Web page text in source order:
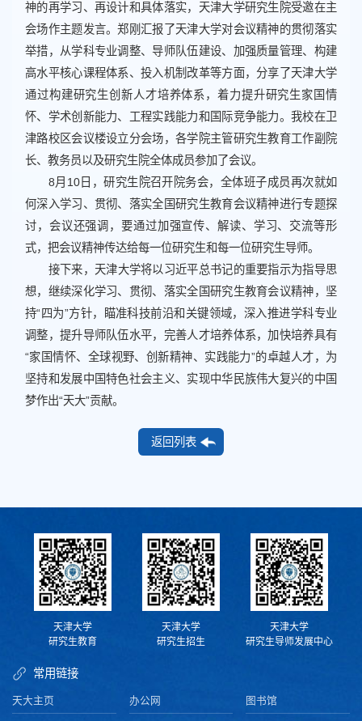
神的再学习、再设计和具体落实，天津大学研究生院受邀在主
会场作主题发言。郑刚汇报了天津大学对会议精神的贯彻落实
举措，从学科专业调整、导师队伍建设、加强质量管理、构建
高水平核心课程体系、投入机制改革等方面，分享了天津大学
通过构建研究生创新人才培养体系，着力提升研究生家国情
怀、学术创新能力、工程实践能力和国际竞争能力。我校在卫
津路校区会议楼设立分会场，各学院主管研究生教育工作副院
长、教务员以及研究生院全体成员参加了会议。
8月10日，研究生院召开院务会，全体班子成员再次就如
何深入学习、贯彻、落实全国研究生教育会议精神进行专题探
讨，会议还强调，要通过加强宣传、解读、学习、交流等形
式，把会议精神传达给每一位研究生和每一位研究生导师。
接下来，天津大学将以习近平总书记的重要指示为指导思
想，继续深化学习、贯彻、落实全国研究生教育会议精神，坚
持“四为”方针，瞄准科技前沿和关键领域，深入推进学科专业
调整，提升导师队伍水平，完善人才培养体系，加快培养具有
“家国情怀、全球视野、创新精神、实践能力”的卓越人才，为
坚持和发展中国特色社会主义、实现中华民族伟大复兴的中国
梦作出“天大”贡献。
返回列表
天津大学
研究生教育
天津大学
研究生招生
天津大学
研究生导师发展中心
常用链接
天大主页 办公网 图书馆